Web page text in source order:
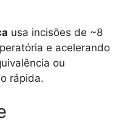
usa incisões de ~8
e acelerando
ou
rápida.